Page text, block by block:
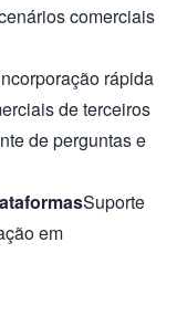
comerciais
rápida
de terceiros
de perguntas e
Suporte
em